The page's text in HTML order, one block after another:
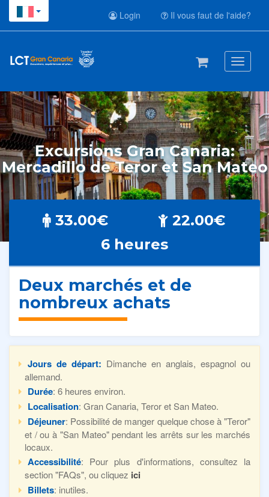
Login Il vous faut de l'aide?
Toggle
Excursions Gran Canaria:
Mercadillo de Teror et San Mateo
33.00€
22.00€
6 heures
Deux marchés et de
nombreux achats
Jours de départ: Dimanche en anglais, espagnol ou
allemand.
Durée: 6 heures environ.
Localisation: Gran Canaria, Teror et San Mateo.
Déjeuner: Possibilité de manger quelque chose à "Teror"
et / ou à "San Mateo" pendant les arrêts sur les marchés
locaux.
Accessibilité: Pour plus d'informations, consultez la
section "FAQs", ou cliquez ici
Billets: inutiles.